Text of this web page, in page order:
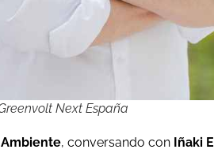
Next España
, conversando con Iñaki